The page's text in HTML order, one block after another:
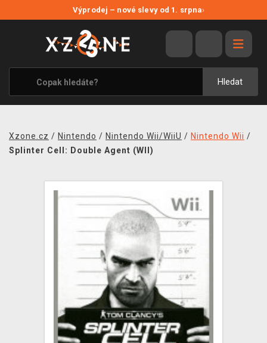
Výprodej – nové slevy od 1. srpna›
Hledat
VÝPRODEJ
VIDEOHRY
XZONE ORIGINALS
TÉMATIKY
MERCHANDISE
XZONE KLUB
TCG & BOARDGAME HUB
Xzone.cz / Nintendo / Nintendo Wii/WiiU / Nintendo Wii /
Splinter Cell: Double Agent (WII)